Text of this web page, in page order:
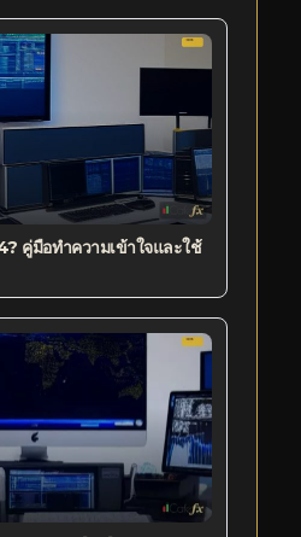
คู่มือทำความเข้าใจและใช้